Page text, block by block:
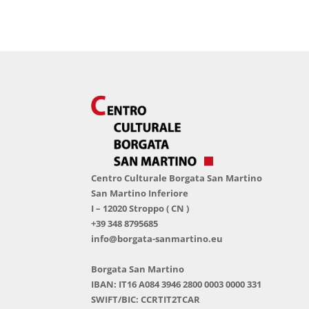
Centro Culturale Borgata San Martino
San Martino Inferiore
I – 12020 Stroppo ( CN )
+39 348 8795685
info@borgata-sanmartino.eu
Borgata San Martino
IBAN: IT16 A084 3946 2800 0003 0000 331
SWIFT/BIC: CCRTIT2TCAR